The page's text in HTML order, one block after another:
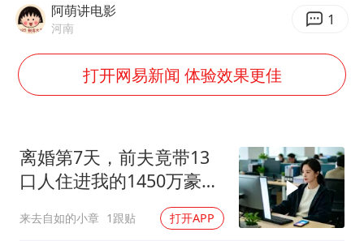
国防部：中国军队坚决反制任何闹海挑衅图谋
宇树科技中一签需缴款7.54万元
女儿为争财产堵门阻挠父亲出殡
今日立秋你咬秋了吗
“今天得有40℃了吧 为啥还不预警”
阿萌讲电影
河南 1
打开网易新闻 体验效果更佳
离婚第7天，前夫竟带13
口人住进我的1450万豪
来去自如的小章 1跟贴 打开APP